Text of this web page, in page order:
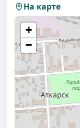
На карте
+
−